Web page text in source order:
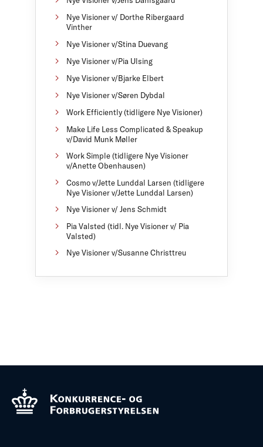
Nye Visioner v/ Dorthe Ribergaard
Vinther
Nye Visioner v/Stina Duevang
Nye Visioner v/Pia Ulsing
Nye Visioner v/Bjarke Elbert
Nye Visioner v/Søren Dybdal
Work Efficiently (tidligere Nye Visioner)
Make Life Less Complicated & Speakup
v/David Munk Møller
Work Simple (tidligere Nye Visioner
v/Anette Obenhausen)
Cosmo v/Jette Lunddal Larsen (tidligere
Nye Visioner v/Jette Lunddal Larsen)
Nye Visioner v/ Jens Schmidt
Pia Valsted (tidl. Nye Visioner v/ Pia
Valsted)
Nye Visioner v/Susanne Christtreu